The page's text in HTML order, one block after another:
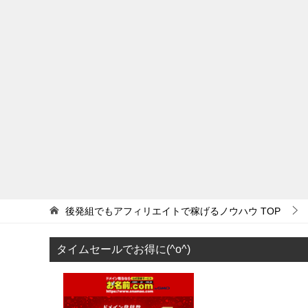
後発組でもアフィリエイトで稼げるノウハウ TOP
タイムセールでお得に(^o^)